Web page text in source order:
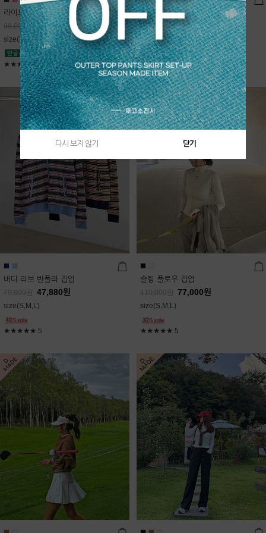
라이트데님 핀턱 스커트
98,000원 68,600원
size(XS,S,M,L)
★★★★★5
블룸 하이넥 니트집업
Sold Out
free(44~66)
★★★★★4.9
버디 리브 반폴라 집업
79,800 47,880원
size(S,M,L)
★★★★★ 5
슬림 플로우 집업
110,000 77,000원
size(S,M,L)
★★★★★ 5
다시 보지 않기 닫기